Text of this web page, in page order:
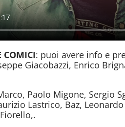
COMICI: puoi avere info e
Giacobazzi, Enrico
Paolo Migone, Sergio
Lastrico, Baz,